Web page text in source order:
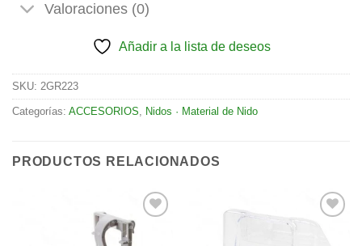
Valoraciones (0)
Añadir a la lista de deseos
SKU: 2GR223
Categorías: ACCESORIOS, Nidos · Material de Nido
PRODUCTOS RELACIONADOS